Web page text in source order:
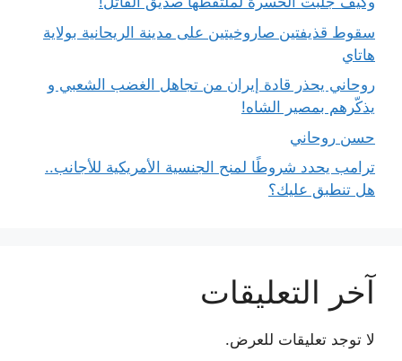
سقوط قذيفتين صاروخيتين على مدينة الريحانية بولاية
هاتاي
روحاني يحذر قادة إيران من تجاهل الغضب الشعبي و
يذكّرهم بمصير الشاه!
حسن روحاني
ترامب يحدد شروطًا لمنح الجنسية الأمريكية للأجانب..
هل تنطبق عليك؟
آخر التعليقات
لا توجد تعليقات للعرض.